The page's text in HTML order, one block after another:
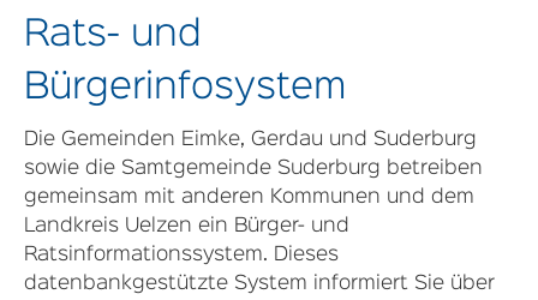
Rats- und
Bürgerinfosystem
Die Gemeinden Eimke, Gerdau und Suderburg
sowie die Samtgemeinde Suderburg betreiben
gemeinsam mit anderen Kommunen und dem
Landkreis Uelzen ein Bürger- und
Ratsinformationssystem. Dieses
datenbankgestützte System informiert Sie über